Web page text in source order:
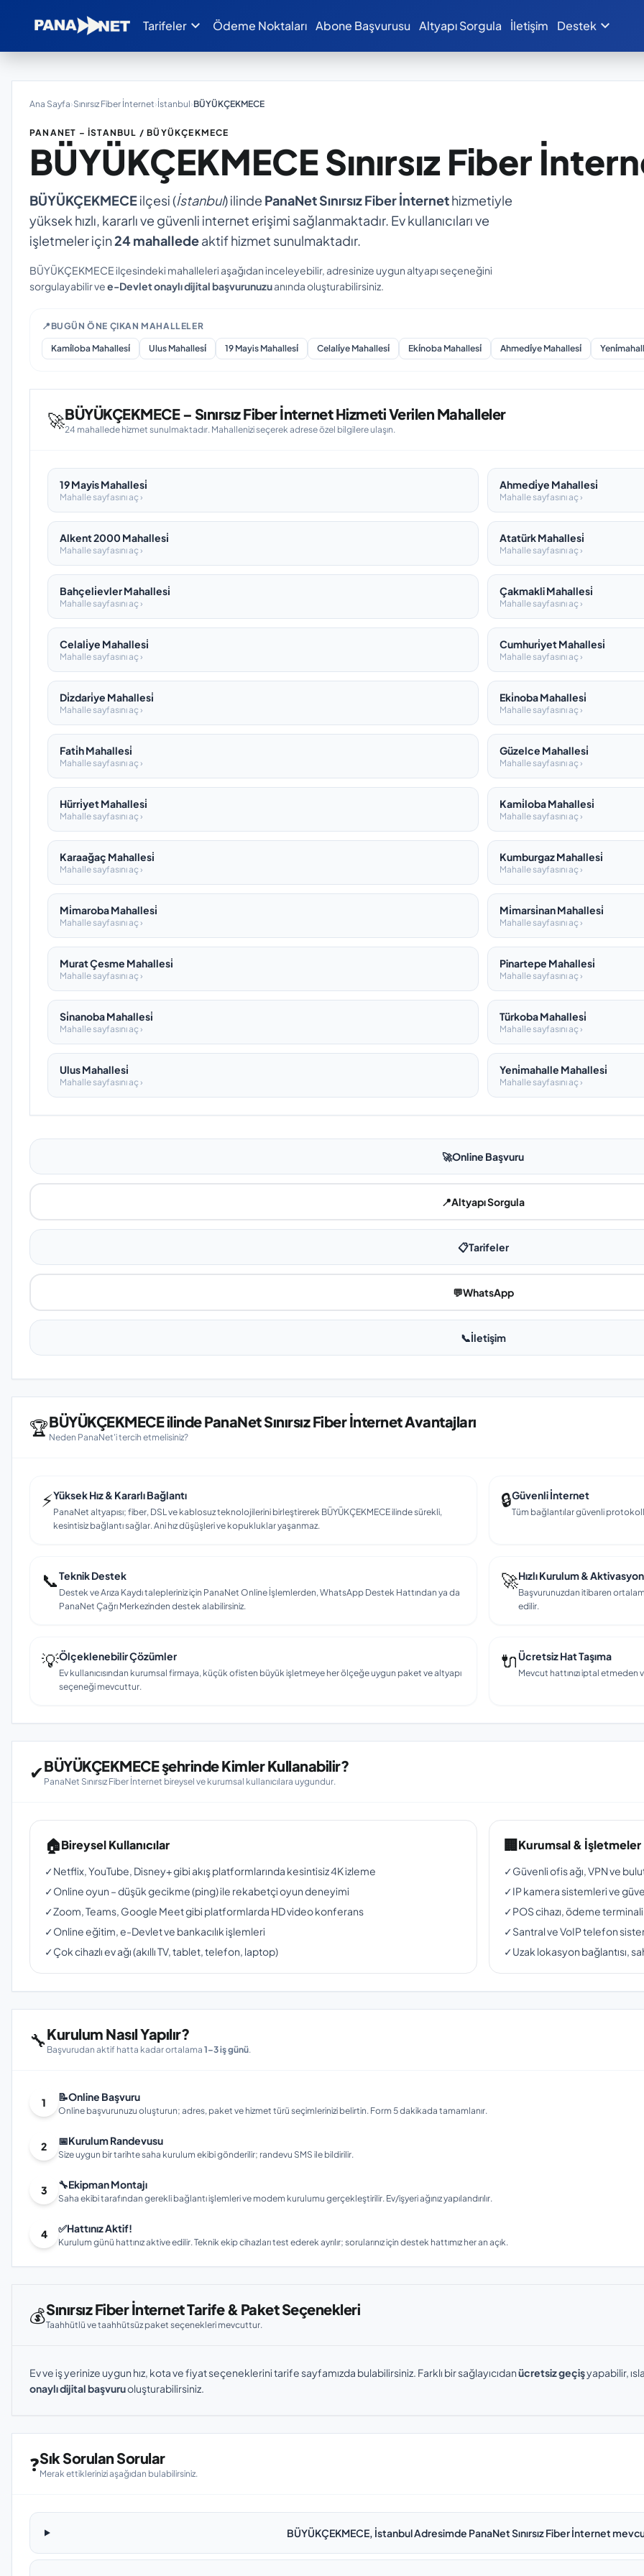
Tarifeler expand_more Ödeme Noktaları Abone Başvurusu Altyapı Sorgula İletişim Destek expand_more
Ana Sayfa›Sınırsız Fiber İnternet›İstanbul›BÜYÜKÇEKMECE
PANANET – İSTANBUL / BÜYÜKÇEKMECE
BÜYÜKÇEKMECESınırsız Fiber
BÜYÜKÇEKMECEilçesi (İstanbul) ilinde PanaNet Sınırsız Fiber İnternethizmetiyle
yüksek hızlı, kararlı ve güvenli internet erişimi sağlanmaktadır. Ev kullanıcıları ve
işletmeler için24 mahalledeaktif hizmet sunulmaktadır.
BÜYÜKÇEKMECE ilçesindeki mahalleleri aşağıdan inceleyebilir, adresinize uygun altyapı seçeneğini
sorgulayabilir vee-Devlet onaylı dijital başvurunuzuanında oluşturabilirsiniz.
📍 BUGÜN ÖNE ÇIKAN MAHALLELER
Kami̇loba Mahallesi̇ Ulus Mahallesi̇ 19 Mayis Mahallesi̇ Celali̇ye Mahallesi̇ Eki̇noba Mahallesi̇ Ahmedi̇ye Mahallesi̇
🚀BÜYÜKÇEKMECE – Sınırsız Fiber İnternet Hizmeti Verilen Mahalleler
24 mahallede hizmet sunulmaktadır. Mahallenizi seçerek adrese özel bilgilere ulaşın.
19 Mayis Mahallesi̇
Mahalle sayfasını aç ›
Ahmedi̇ye Mahallesi̇
Mahalle sayfasını aç ›
Alkent 2000 Mahallesi̇
Mahalle sayfasını aç ›
Atatürk Mahallesi̇
Mahalle sayfasını aç ›
Bahçeli̇evler Mahallesi̇
Mahalle sayfasını aç ›
Çakmakli Mahallesi̇
Mahalle sayfasını aç ›
Celali̇ye Mahallesi̇
Mahalle sayfasını aç ›
Cumhuri̇yet Mahallesi̇
Mahalle sayfasını aç ›
Di̇zdari̇ye Mahallesi̇
Mahalle sayfasını aç ›
Eki̇noba Mahallesi̇
Mahalle sayfasını aç ›
Fati̇h Mahallesi̇
Mahalle sayfasını aç ›
Güzelce Mahallesi̇
Mahalle sayfasını aç ›
Hürri̇yet Mahallesi̇
Mahalle sayfasını aç ›
Kami̇loba Mahallesi̇
Mahalle sayfasını aç ›
Karaağaç Mahallesi̇
Mahalle sayfasını aç ›
Kumburgaz Mahallesi̇
Mahalle sayfasını aç ›
Mi̇maroba Mahallesi̇
Mahalle sayfasını aç ›
Mi̇marsi̇nan Mahallesi̇
Mahalle sayfasını aç ›
Murat Çesme Mahallesi̇
Mahalle sayfasını aç ›
Pinartepe Mahallesi̇
Mahalle sayfasını aç ›
Si̇nanoba Mahallesi̇
Mahalle sayfasını aç ›
Türkoba Mahallesi̇
Mahalle sayfasını aç ›
Ulus Mahallesi̇
Mahalle sayfasını aç ›
Yeni̇mahalle Mahallesi̇
Mahalle sayfasını aç ›
🚀Online Başvuru
📍Altyapı Sorgula
📋Tarifeler
💬WhatsApp
📞İletişim
🏆BÜYÜKÇEKMECE ilinde PanaNet Sınırsız Fiber İnternet Avantajları
Neden PanaNet'i tercih etmelisiniz?
⚡Yüksek Hız & Kararlı Bağlantı
PanaNet altyapısı; fiber, DSL ve kablosuz teknolojilerini birleştirerek BÜYÜKÇEKMECE ilinde sürekli,
kesintisiz bağlantı sağlar. Ani hız düşüşleri ve kopukluklar yaşanmaz.
🔒Güvenli İnternet
Tüm bağlantılar güvenli
📞Teknik Destek
Destek ve Arıza Kaydı talepleriniz için PanaNet Online İşlemlerden, WhatsApp Destek Hattından ya da
PanaNet Çağrı Merkezinden destek alabilirsiniz.
🚀Hızlı Kurulum & Aktivasyon
Başvurunuzdan itibaren
edilir.
💡Ölçeklenebilir Çözümler
Ev kullanıcısından kurumsal firmaya, küçük ofisten büyük işletmeye her ölçeğe uygun paket ve altyapı
seçeneği mevcuttur.
🔌Ücretsiz Hat Taşıma
Mevcut hattınızı iptal
✔BÜYÜKÇEKMECE şehrinde Kimler Kullanabilir?
PanaNet Sınırsız Fiber İnternet bireysel ve kurumsal kullanıcılara uygundur.
🏠Bireysel Kullanıcılar
✓Netflix, YouTube, Disney+ gibi akış platformlarında kesintisiz 4K izleme
✓Online oyun – düşük gecikme (ping) ile rekabetçi oyun deneyimi
✓Zoom, Teams, Google Meet gibi platformlarda HD video konferans
✓Online eğitim, e-Devlet ve bankacılık işlemleri
✓Çok cihazlı ev ağı (akıllı TV, tablet, telefon, laptop)
🏢Kurumsal & İşletmeler
✓Güvenli ofis ağı, VPN ve
✓IP kamera sistemleri ve
✓POS cihazı, ödeme
✓Santral ve VoIP telefon
✓Uzak lokasyon bağlantısı,
🔧Kurulum Nasıl Yapılır?
Başvurudan aktif hatta kadar ortalama 1–3 iş günü.
1 📝Online Başvuru
Online başvurunuzu oluşturun; adres, paket ve hizmet türü seçimlerinizi belirtin. Form 5 dakikada tamamlanır.
2 📅Kurulum Randevusu
Size uygun bir tarihte saha kurulum ekibi gönderilir; randevu SMS ile bildirilir.
3 🔧Ekipman Montajı
Saha ekibi tarafından gerekli bağlantı işlemleri ve modem kurulumu gerçekleştirilir. Ev/işyeri ağınız yapılandırılır.
4 ✅Hattınız Aktif!
Kurulum günü hattınız aktive edilir. Teknik ekip cihazları test ederek ayrılır; sorularınız için destek hattımız her an açık.
💰Sınırsız Fiber İnternet Tarife & Paket Seçenekleri
Taahhütlü ve taahhütsüz paket seçenekleri mevcuttur.
Ev ve iş yerinize uygun hız, kota ve fiyat seçeneklerini tarife sayfamızda bulabilirsiniz. Farklı bir sağlayıcıdanücretsiz geçişyapabilir,
onaylı dijital başvuruoluşturabilirsiniz.
❓Sık Sorulan Sorular
Merak ettiklerinizi aşağıdan bulabilirsiniz.
BÜYÜKÇEKMECE, İstanbul Adresimde PanaNet Sınırsız Fiber İnternet